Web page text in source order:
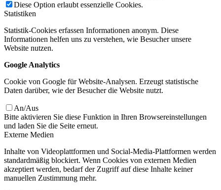
Diese Option erlaubt essenzielle Cookies.
Statistiken
Statistik-Cookies erfassen Informationen anonym. Diese
Informationen helfen uns zu verstehen, wie Besucher unsere
Website nutzen.
Google Analytics
Cookie von Google für Website-Analysen. Erzeugt statistische
Daten darüber, wie der Besucher die Website nutzt.
An/Aus
Bitte aktivieren Sie diese Funktion in Ihren Browsereinstellungen
und laden Sie die Seite erneut.
Externe Medien
Inhalte von Videoplattformen und Social-Media-Plattformen werden
standardmäßig blockiert. Wenn Cookies von externen Medien
akzeptiert werden, bedarf der Zugriff auf diese Inhalte keiner
manuellen Zustimmung mehr.